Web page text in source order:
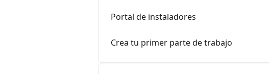
Portal de instaladores
Crea tu primer parte de trabajo